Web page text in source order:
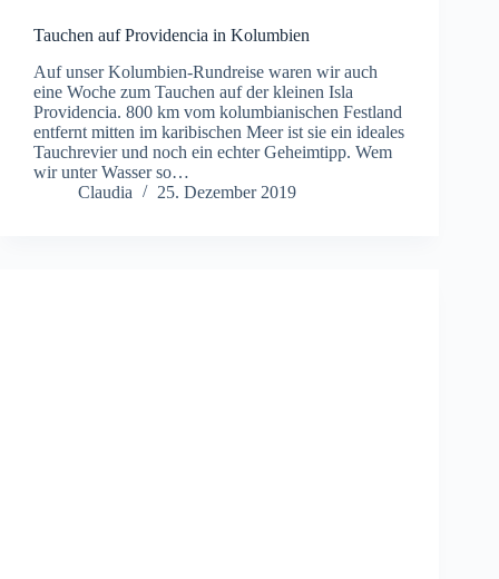
Tauchen auf Providencia in Kolumbien
Auf unser Kolumbien-Rundreise waren wir auch
eine Woche zum Tauchen auf der kleinen Isla
Providencia. 800 km vom kolumbianischen Festland
entfernt mitten im karibischen Meer ist sie ein ideales
Tauchrevier und noch ein echter Geheimtipp. Wem
wir unter Wasser so…
Claudia
25. Dezember 2019